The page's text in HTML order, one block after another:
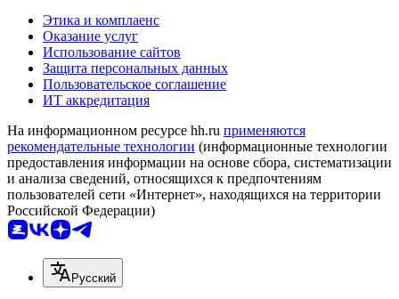
Этика и комплаенс
Оказание услуг
Использование сайтов
Защита персональных данных
Пользовательское соглашение
ИТ аккредитация
На информационном ресурсе hh.ru применяются
рекомендательные технологии (информационные технологии
предоставления информации на основе сбора, систематизации
и анализа сведений, относящихся к предпочтениям
пользователей сети «Интернет», находящихся на территории
Российской Федерации)
Русский